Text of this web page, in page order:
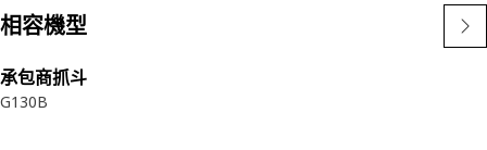
相容機型
承包商抓斗
G130B